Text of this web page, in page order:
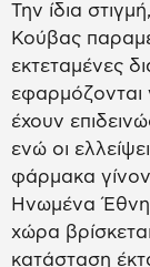
Την ίδια
Κούβας
εκτεταμένες
εφαρμόζονται
έχουν
ενώ οι
φάρμακα
Ηνωμένα Έθνη
χώρα
κατάσταση